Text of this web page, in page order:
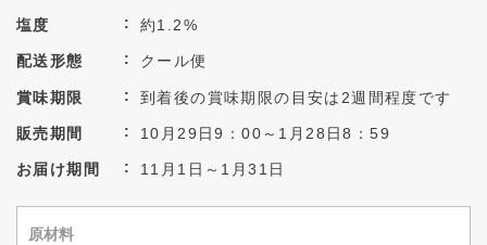
塩度 約1.2%
配送形態 クール便
賞味期限 到着後の賞味期限の目安は2週間程度です
販売期間 10月29日9：00～1月28日8：59
お届け期間 11月1日～1月31日
原材料